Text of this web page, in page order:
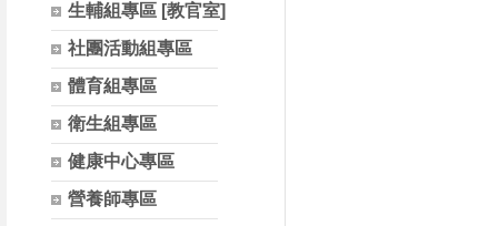
生輔組專區 [教官室]
社團活動組專區
體育組專區
衛生組專區
健康中心專區
營養師專區